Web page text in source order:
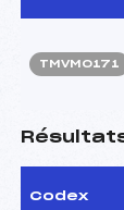
TMVM0171
Codex